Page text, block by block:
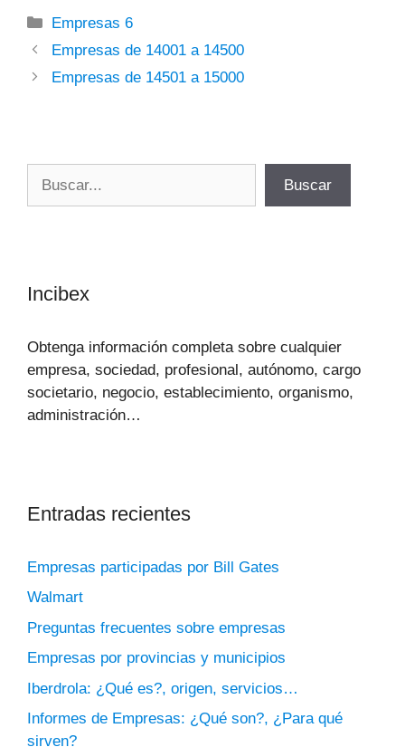
Categorías
Empresas 6
Empresas de 14001 a 14500
Empresas de 14501 a 15000
Buscar
Incibex
Obtenga información completa sobre cualquier
empresa, sociedad, profesional, autónomo, cargo
societario, negocio, establecimiento, organismo,
administración…
Entradas recientes
Empresas participadas por Bill Gates
Walmart
Preguntas frecuentes sobre empresas
Empresas por provincias y municipios
Iberdrola: ¿Qué es?, origen, servicios…
Informes de Empresas: ¿Qué son?, ¿Para qué
sirven?